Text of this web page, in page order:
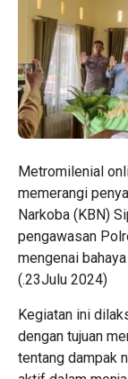
Metromilenial
memerangi
Narkoba (KBN)
pengawasan
mengenai
(.23Julu 2024)
Kegiatan ini
dengan tujuan
tentang dampak